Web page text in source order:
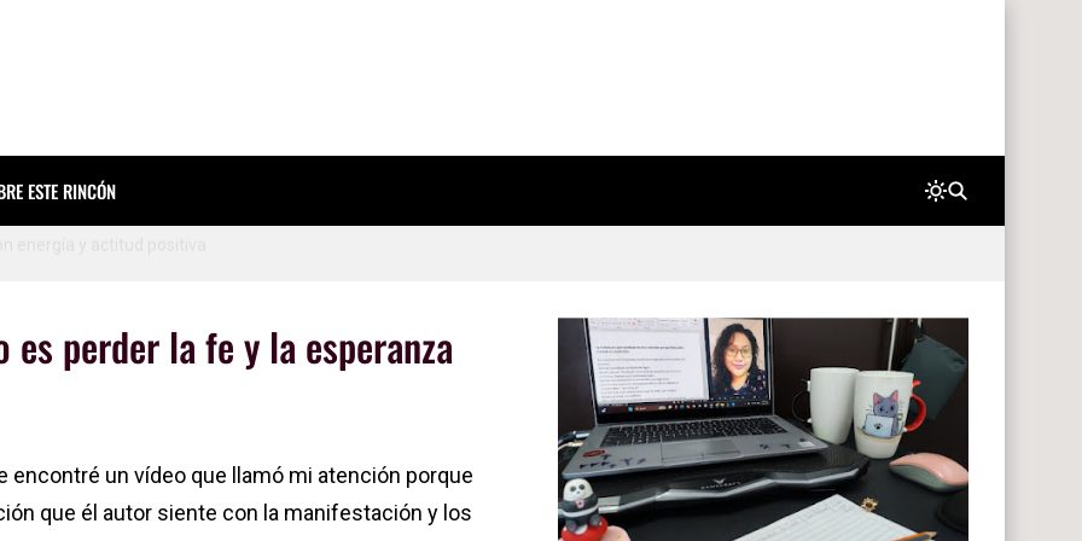
ESTE RINCÓN
para Estudiantes
energía y actitud positiva
que necesitabas hoy
Reflexionar
(y que te paguen por hacerlo)
perder la fe y la esperanza
encontré un vídeo que llamó mi atención porque
que él autor siente con la manifestación y los